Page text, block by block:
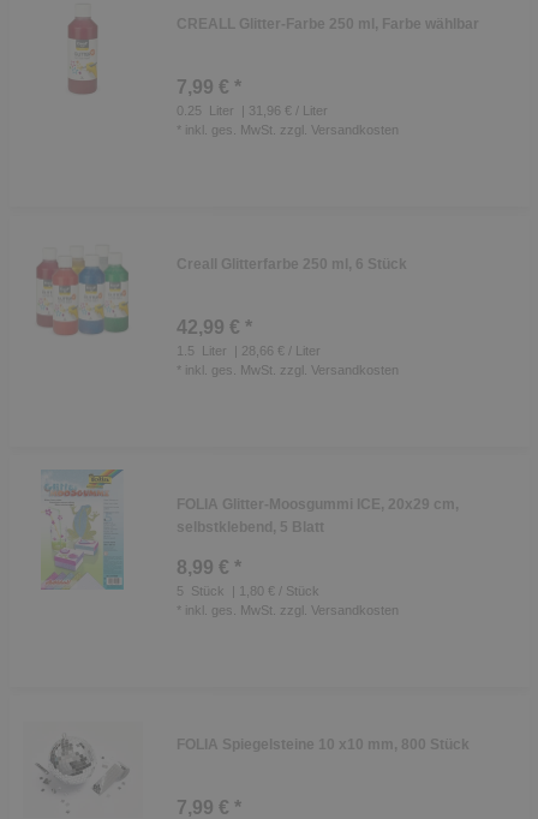
CREALL Glitter-Farbe 250 ml, Farbe wählbar
7,99 € *
0.25 Liter
| 31,96 € / Liter
* inkl. ges. MwSt. zzgl. Versandkosten
Creall Glitterfarbe 250 ml, 6 Stück
42,99 € *
1.5 Liter
| 28,66 € / Liter
* inkl. ges. MwSt. zzgl. Versandkosten
FOLIA Glitter-Moosgummi ICE, 20x29 cm,
selbstklebend, 5 Blatt
8,99 € *
5 Stück
| 1,80 € / Stück
* inkl. ges. MwSt. zzgl. Versandkosten
FOLIA Spiegelsteine 10 x10 mm, 800 Stück
7,99 € *